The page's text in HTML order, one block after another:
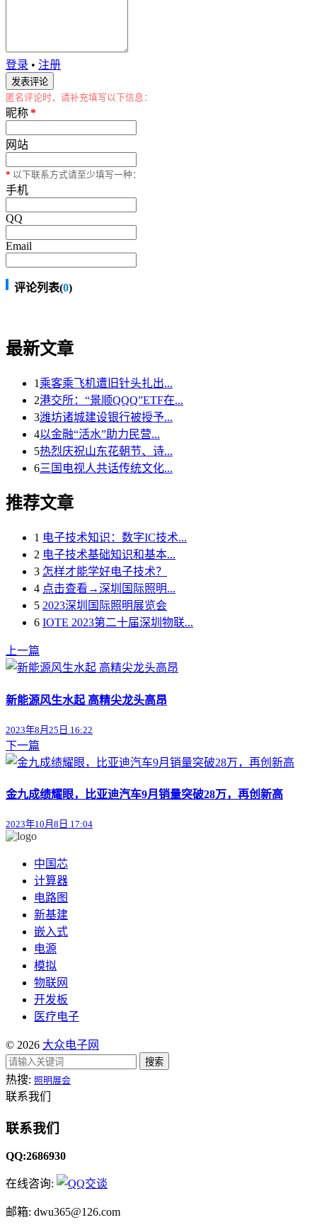
登录 • 注册
匿名评论时，请补充填写以下信息：
昵称*
网站
* 以下联系方式请至少填写一种：
手机
QQ
Email
评论列表(0)
最新文章
1 乘客乘飞机遭旧针头扎出...
2港交所：“景顺QQQ”ETF在...
3潍坊诸城建设银行被授予...
4以金融“活水”助力民营...
5热烈庆祝山东花朝节、诗...
6三国电视人共话传统文化...
推荐文章
1 电子技术知识：数字IC技术...
2 电子技术基础知识和基本...
3 怎样才能学好电子技术？
4 点击查看→深圳国际照明...
5 2023深圳国际照明展览会
6 IOTE 2023第二十届深圳物联...
上一篇
新能源风生水起 高精尖龙头高昂
2023年8月25日 16:22
下一篇
金九成绩耀眼，比亚迪汽车9月销量突破28万，再创新高
2023年10月8日 17:04
中国芯
计算器
电路图
新基建
嵌入式
电源
模拟
物联网
开发板
医疗电子
© 2026 大众电子网
搜索
热搜: 照明展会
联系我们
联系我们
QQ:2686930
在线咨询:
邮箱: dwu365@126.com